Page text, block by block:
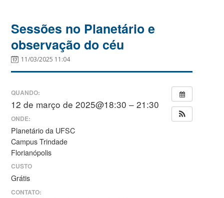
Sessões no Planetário e
observação do céu
11/03/2025 11:04
QUANDO:
12 de março de 2025@18:30 – 21:30
ONDE:
Planetário da UFSC
Campus Trindade
Florianópolis
CUSTO
Grátis
CONTATO: